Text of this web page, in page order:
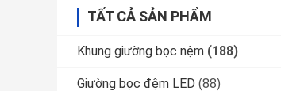
TẤT CẢ SẢN PHẨM
Khung giường bọc nệm (188)
Giường bọc đệm LED (88)